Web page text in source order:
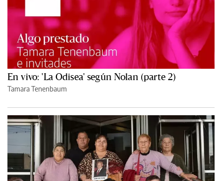
En vivo: 'La Odisea' según Nolan (parte 2)
Tamara Tenenbaum